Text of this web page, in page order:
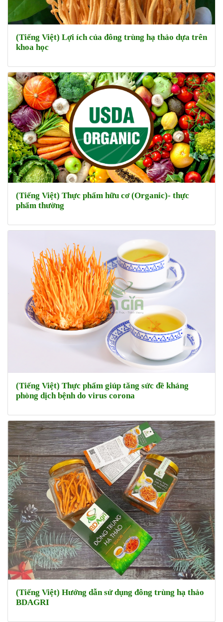
(Tiếng Việt) Lợi ích của đông trùng hạ thảo dựa trên
khoa học
(Tiếng Việt) Thực phẩm hữu cơ (Organic)- thực
phẩm thường
(Tiếng Việt) Thực phẩm giúp tăng sức đề kháng
phòng dịch bệnh do virus corona
(Tiếng Việt) Hướng dẫn sử dụng đông trùng hạ thảo
BDAGRI